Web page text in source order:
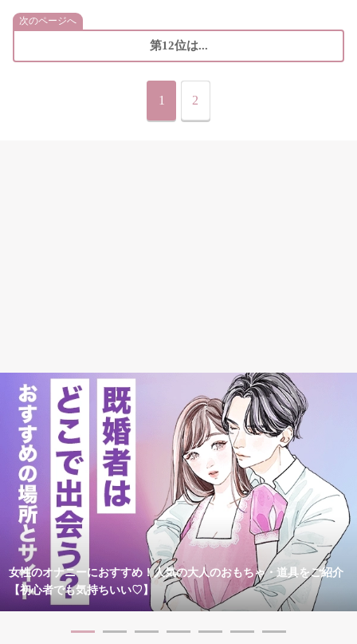
次のページへ
第12位は...
1 2
女性のオナニーにおすすめ！人気の大人のおもちゃ・道具をご紹介
【初心者でも気持ちいい♡】